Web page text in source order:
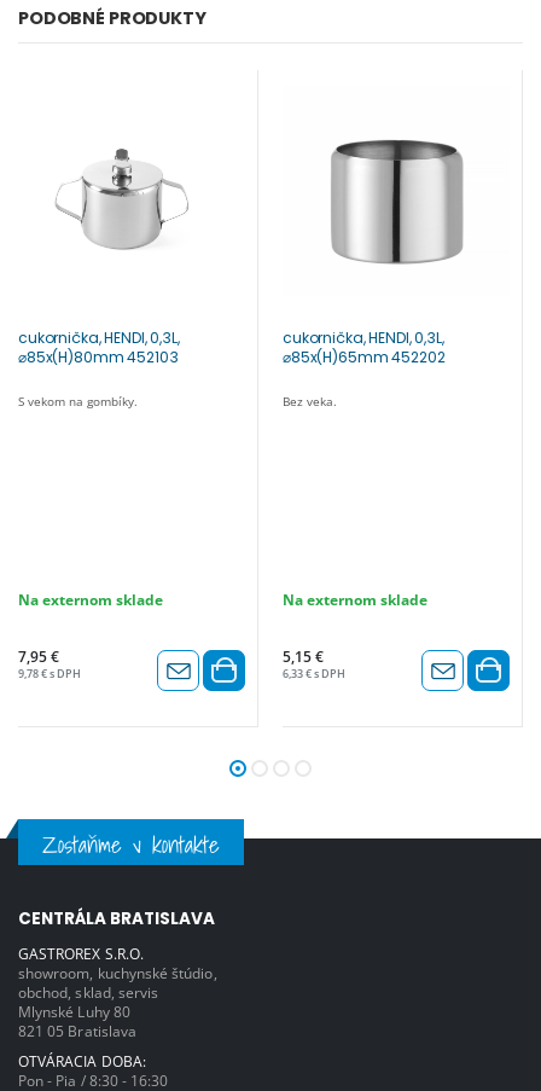
PODOBNÉ PRODUKTY
cukornička, HENDI, 0,3L,
⌀85x(H)80mm 452103
S vekom na gombíky.
Na externom sklade
7,95 €
9,78 € s DPH
cukornička, HENDI, 0,3L,
⌀85x(H)65mm 452202
Bez veka.
Na externom sklade
5,15 €
6,33 € s DPH
Zostaňme v kontakte
CENTRÁLA BRATISLAVA
GASTROREX S.R.O.
showroom, kuchynské štúdio,
obchod, sklad, servis
Mlynské Luhy 80
821 05 Bratislava
OTVÁRACIA DOBA:
Pon - Pia / 8:30 - 16:30